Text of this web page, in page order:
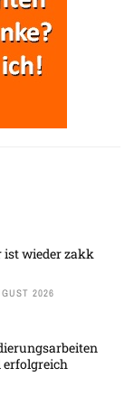
ist wieder zakk
2026
erfolgreich